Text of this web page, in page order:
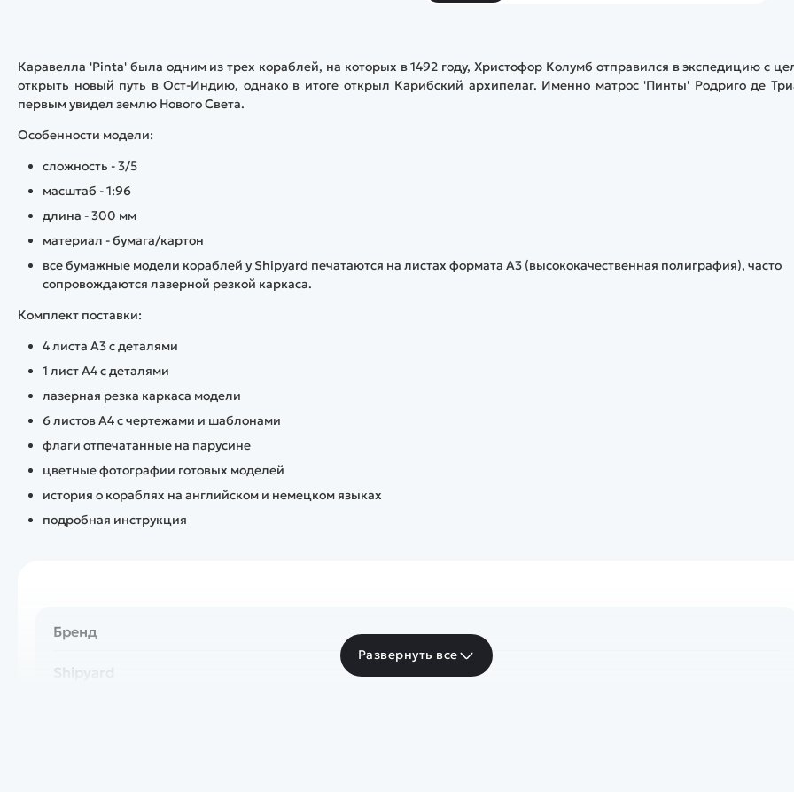
Каравелла 'Pinta' была одним из трех кораблей, на которых в 1492 году, Христофор Колумб отправился в экспедицию с
открыть новый путь в Ост-Индию, однако в итоге открыл Карибский архипелаг. Именно матрос 'Пинты' Родриго де
первым увидел землю Нового Света.
Особенности модели:
сложность - 3/5
масштаб - 1:96
длина - 300 мм
материал - бумага/картон
все бумажные модели кораблей у Shipyard печатаются на листах формата А3 (высококачественная полиграфия), часто
сопровождаются лазерной резкой каркаса.
Комплект поставки:
4 листа А3 с деталями
1 лист А4 с деталями
лазерная резка каркаса модели
6 листов А4 с чертежами и шаблонами
флаги отпечатанные на парусине
цветные фотографии готовых моделей
история о кораблях на английском и немецком языках
подробная инструкция
Бренд
Shipyard
Развернуть все